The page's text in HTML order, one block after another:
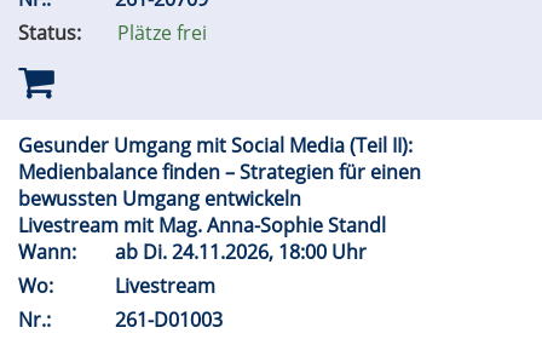
Status:
Plätze frei
Gesunder Umgang mit Social Media (Teil II):
Medienbalance finden – Strategien für einen
bewussten Umgang entwickeln
Livestream mit Mag. Anna-Sophie Standl
Wann:
ab Di.24.11.2026, 18:00 Uhr
Wo:
Livestream
Nr.:
261-D01003